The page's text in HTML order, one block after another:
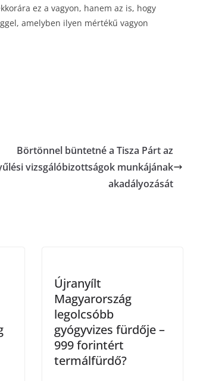
ez a vagyon, hanem az is, hogy
amelyben ilyen mértékű vagyon
Börtönnel büntetné a Tisza Párt az
vizsgálóbizottságok munkájának
akadályozását
Újranyílt
Magyarország
legolcsóbb
gyógyvizes fürdője –
999 forintért
termálfürdő?